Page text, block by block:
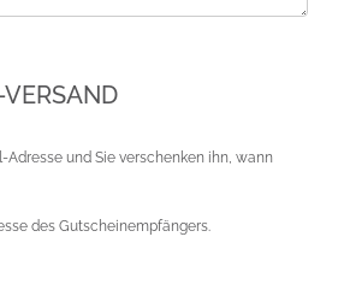
Adresse und Sie verschenken ihn, wann
des Gutscheinempfängers.